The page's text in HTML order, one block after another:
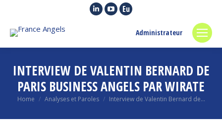
Linkedin
in
window
YouTube
in
window
Euroquity
opens
in
window
Administrateur
INTERVIEW DE VALENTIN BERNARD DE
PARIS BUSINESS ANGELS PAR WIRATE
You are here:
Home Analyses et Paroles Interview de Valentin Bernard de…